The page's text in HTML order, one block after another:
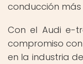
conducción
Con el Audi e-
compromiso
en la industria